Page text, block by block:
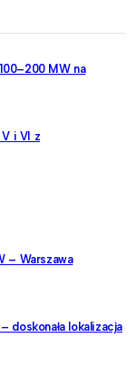
MW na
i VI z
– Warszawa
doskonała lokalizacja